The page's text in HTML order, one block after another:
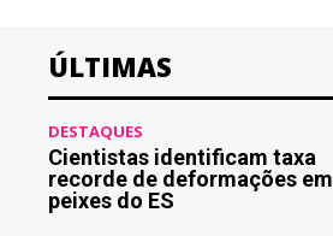
ÚLTIMAS
DESTAQUES
Cientistas identificam taxa
recorde de deformações em
peixes do ES